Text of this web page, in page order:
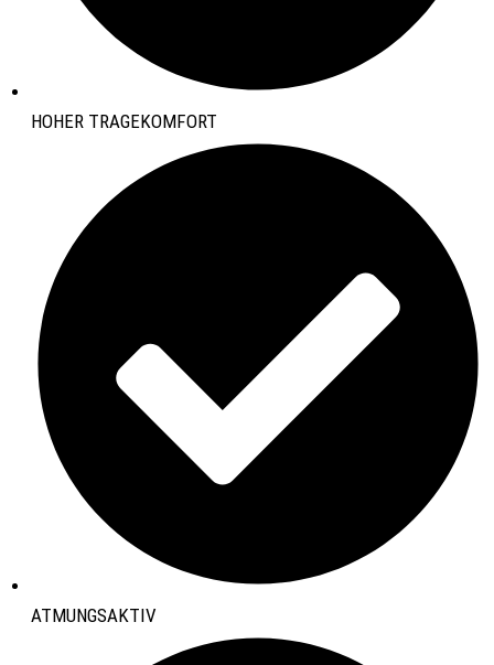
HOHER TRAGEKOMFORT
ATMUNGSAKTIV